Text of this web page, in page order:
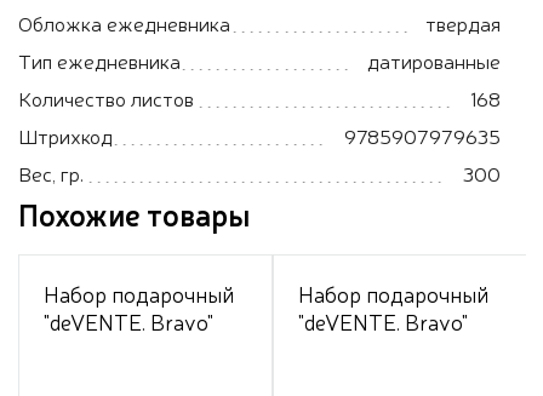
Обложка ежедневника
твердая
Тип ежедневника
датированные
Количество листов
168
Штрихкод
9785907979635
Вес, гр.
300
Похожие товары
Набор подарочный
"deVENTE. Bravo"
Набор подарочный
"deVENTE. Bravo"